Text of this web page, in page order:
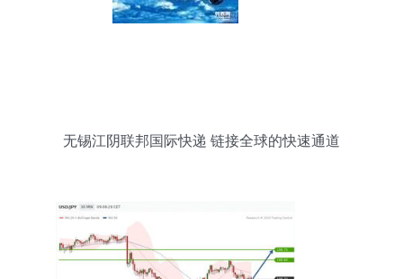
无锡江阴联邦国际快递 链接全球的快速通道